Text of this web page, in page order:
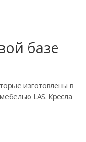
базе
изготовлены в
LAS. Кресла